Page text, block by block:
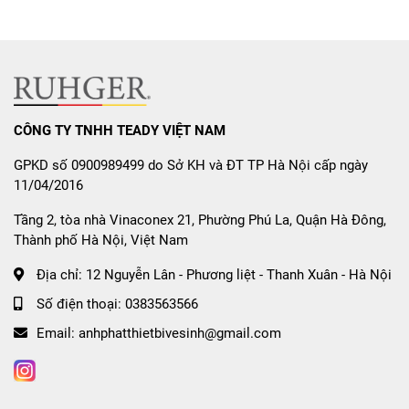
này giúp cuốn trôi triệt để mọi chất bẩn cứng đầu chỉ
trong một lần nhấn nút mà không cần dùng điện,
chống tắc nghẽn tối ưu.
Thiết kế thân kín độc bản: Kiểu dáng liền khối bo
tròn hiện đại với phần thân bệt hoàn toàn kín kẽ,
trú ngụ của vi khuẩn. Lớp men Nano Platinum siêu
bóng mang lại bề mặt trắng sáng vĩnh viễn, có khả
năng tự làm sạch, kháng khuẩn và chống bám cặn.
siêu êm và tiết kiệm 30% nước sinh hoạt.
2. Sen Cây Nóng Lạnh RGL91573
CÔNG TY TNHH TEADY VIỆT NAM
GPKD số 0900989499 do Sở KH và ĐT TP Hà Nội cấp ngày
11/04/2016
Tầng 2, tòa nhà Vinaconex 21, Phường Phú La, Quận Hà Đông,
Thành phố Hà Nội, Việt Nam
Địa chỉ: 12 Nguyễn Lân - Phương liệt - Thanh Xuân - Hà Nội
Số điện thoại: 0383563566
Email: anhphatthietbivesinh@gmail.com